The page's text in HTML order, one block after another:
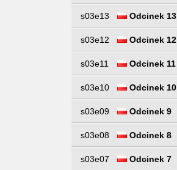
s03e13 Odcinek 13
s03e12 Odcinek 12
s03e11 Odcinek 11
s03e10 Odcinek 10
s03e09 Odcinek 9
s03e08 Odcinek 8
s03e07 Odcinek 7